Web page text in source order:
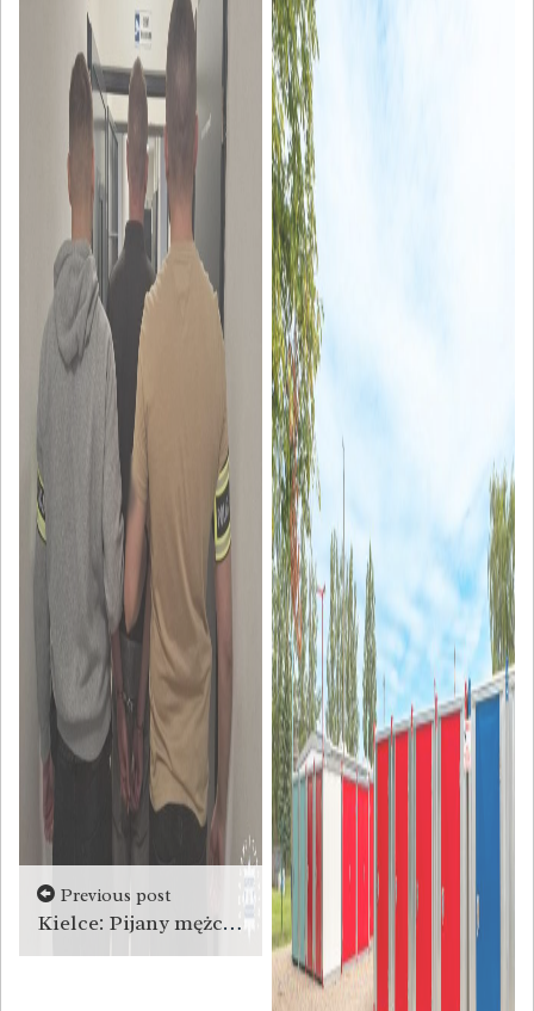
Previous post
Kielce: Pijany mężczyzna strzelał do 37-latka [wideo]